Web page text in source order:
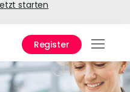
starten
Register